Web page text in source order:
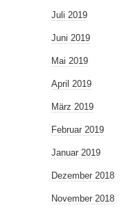
Juli 2019
Juni 2019
Mai 2019
April 2019
März 2019
Februar 2019
Januar 2019
Dezember 2018
November 2018